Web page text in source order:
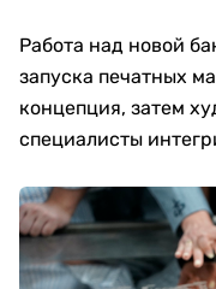
Работа над новой
запуска печатных
концепция, затем
специалисты